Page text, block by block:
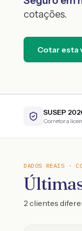
cotações.
Cotar esta
SUSEP
Corretora
DADOS REAIS ·
2 clientes